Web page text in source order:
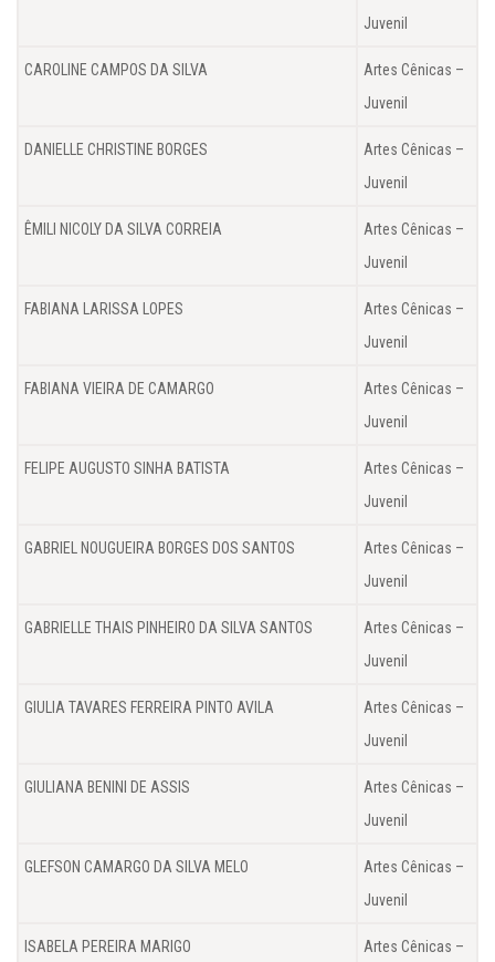
Juvenil
CAROLINE CAMPOS DA SILVA
Artes Cênicas –
Juvenil
DANIELLE CHRISTINE BORGES
Artes Cênicas –
Juvenil
ÊMILI NICOLY DA SILVA CORREIA
Artes Cênicas –
Juvenil
FABIANA LARISSA LOPES
Artes Cênicas –
Juvenil
FABIANA VIEIRA DE CAMARGO
Artes Cênicas –
Juvenil
FELIPE AUGUSTO SINHA BATISTA
Artes Cênicas –
Juvenil
GABRIEL NOUGUEIRA BORGES DOS SANTOS
Artes Cênicas –
Juvenil
GABRIELLE THAIS PINHEIRO DA SILVA SANTOS
Artes Cênicas –
Juvenil
GIULIA TAVARES FERREIRA PINTO AVILA
Artes Cênicas –
Juvenil
GIULIANA BENINI DE ASSIS
Artes Cênicas –
Juvenil
GLEFSON CAMARGO DA SILVA MELO
Artes Cênicas –
Juvenil
ISABELA PEREIRA MARIGO
Artes Cênicas –